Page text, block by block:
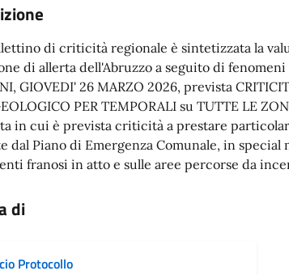
di criticità regionale è sintetizzata la
di allerta dell'Abruzzo a seguito di
GIOVEDI' 26 MARZO 2026, prevista
PER TEMPORALI su TUTTE LE
in cui è prevista criticità a prestare
dal Piano di Emergenza Comunale, in
franosi in atto e sulle aree percorse da
di
Protocollo